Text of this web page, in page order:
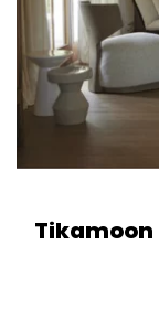
Tikamoon